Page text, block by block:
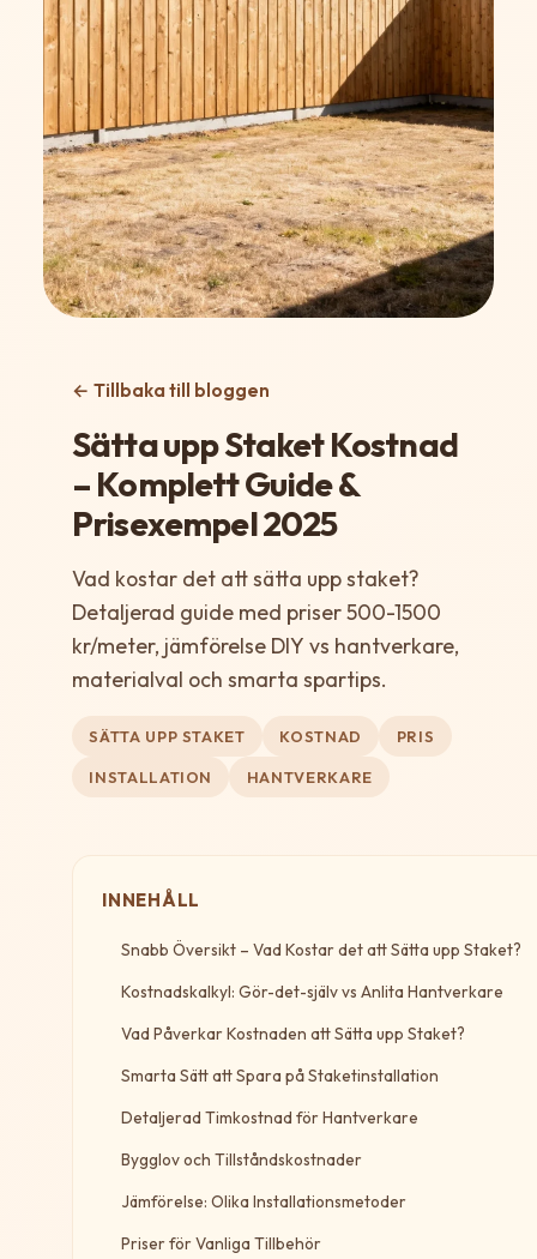
← Tillbaka till bloggen
Sätta upp Staket Kostnad
– Komplett Guide &
Prisexempel 2025
Vad kostar det att sätta upp staket?
Detaljerad guide med priser 500-1500
kr/meter, jämförelse DIY vs hantverkare,
materialval och smarta spartips.
SÄTTA UPP STAKET KOSTNAD PRIS
INSTALLATION HANTVERKARE
INNEHÅLL
Snabb Översikt – Vad Kostar det att Sätta upp Staket?
Kostnadskalkyl: Gör-det-själv vs Anlita Hantverkare
Vad Påverkar Kostnaden att Sätta upp Staket?
Smarta Sätt att Spara på Staketinstallation
Detaljerad Timkostnad för Hantverkare
Bygglov och Tillståndskostnader
Jämförelse: Olika Installationsmetoder
Priser för Vanliga Tillbehör